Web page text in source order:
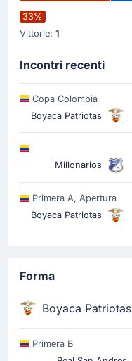
33%
Vittorie: 1
Incontri recenti
Copa Colombia
Boyaca Patriotas
Millonarios
Primera A, Apertura
Boyaca Patriotas
Forma
Boyaca Patriotas
Primera B